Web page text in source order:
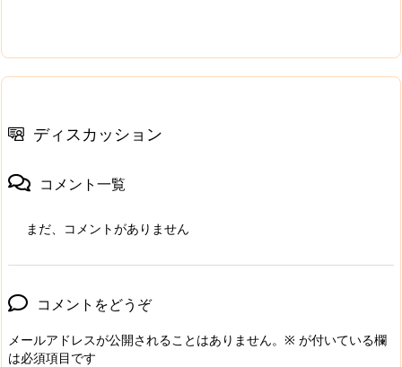
ディスカッション
コメント一覧
まだ、コメントがありません
コメントをどうぞ
メールアドレスが公開されることはありません。 ※ が付いている欄
は必須項目です